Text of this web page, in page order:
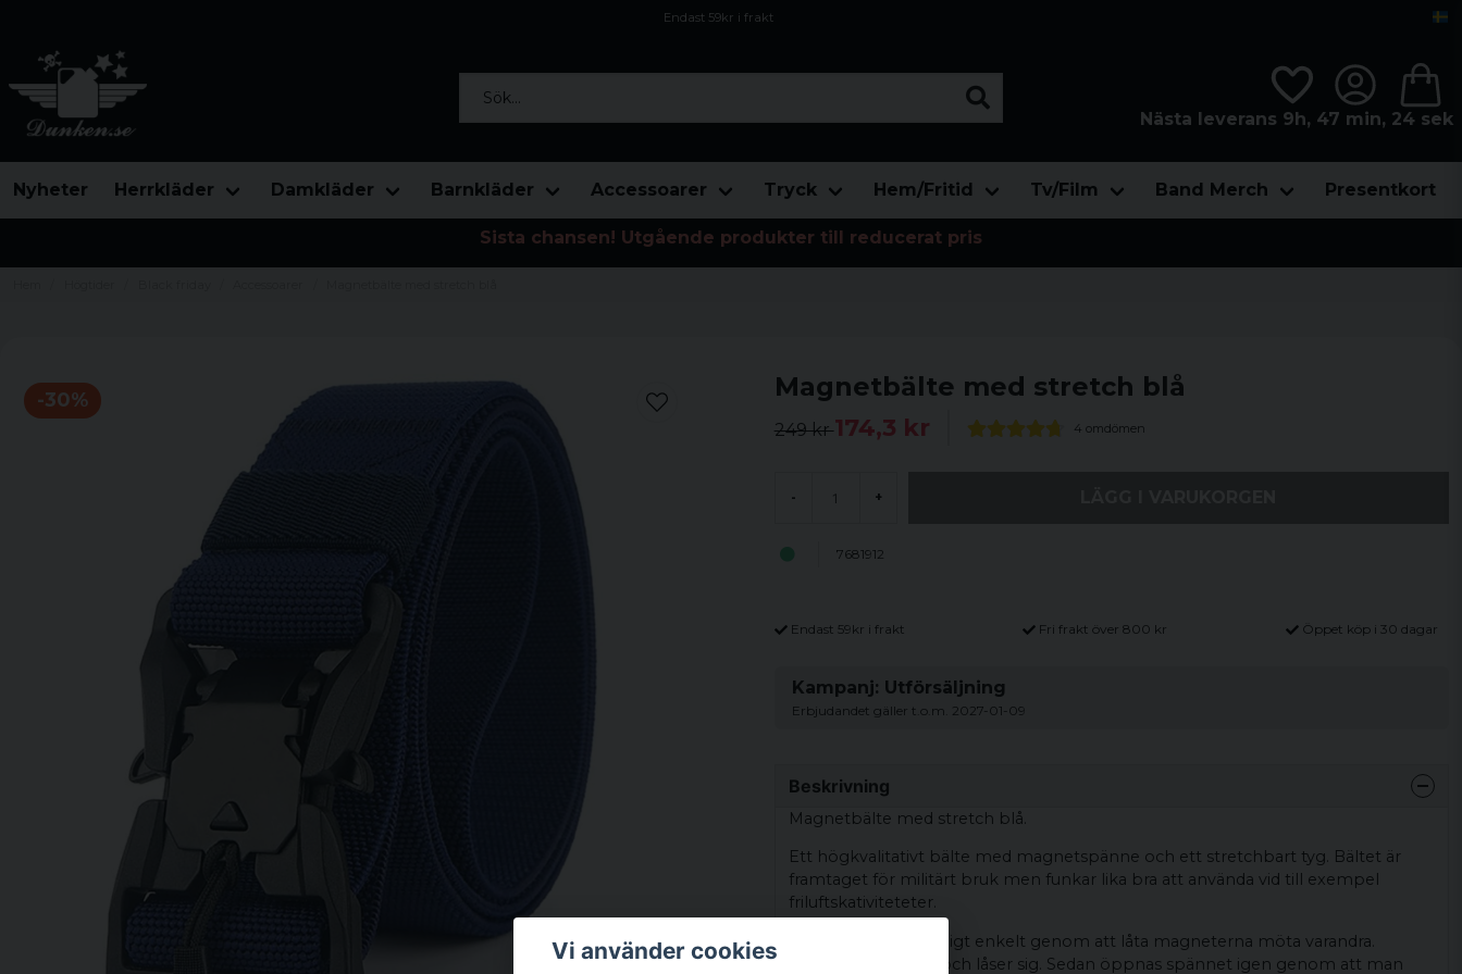
Endast 59kr i frakt
Nästa leverans 9h, 47 min, 23 sek
Nyheter Herrkläder Damkläder Barnkläder Accessoarer Tryck Hem/Fritid Tv/Film Band Merch Presentkort
Sista chansen! Utgående produkter till reducerat pris
-30% Magnetbälte med stretch blå
249 kr174,3 kr 4 omdömen
- +
7681912
Endast 59kr i frakt Fri frakt över 800 kr Öppet köp i 30 dagar
Kampanj: Utförsäljning
Erbjudandet gäller t.o.m. 2027-01-09
Beskrivning
Magnetbälte med stretch blå.
Ett högkvalitativt bälte med magnetspänne och ett stretchbart tyg. Bältet är
framtaget för militärt bruk men funkar lika bra att använda vid till exempel
friluftskativiteteter.
Spännet stängs väldigt enkelt genom att låta magneterna möta varandra.
Spännet hakar då i och låser sig. Sedan öppnas spännet igen genom att man
Vi använder cookies